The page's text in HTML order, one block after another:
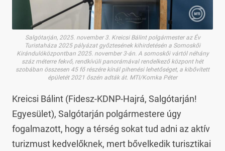
Salgótarján, 2025. november 3. Kreicsi Bálint polgármester az Év
Turistaháza 2025 pályázat győztesének kihirdetésén a Somoskői
Kirándulóközpontban 2025. november 3-án. A somoskői vártól néhány
száz méterre fekvő, rendkívüli panorámával rendelkező központ hét
szobában összesen 45 fő részére kínál pihenési lehetőséget, a kibővített
épületét 2021 őszén adták át. MTI/Komka Péter
Kreicsi Bálint (Fidesz-KDNP-Hajrá, Salgótarján!
Egyesület), Salgótarján polgármestere úgy
fogalmazott, hogy a térség sokat tud adni az aktív
turizmust kedvelőknek, mert bővelkedik turisztikai